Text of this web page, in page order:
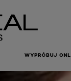
WYPRÓBUJ